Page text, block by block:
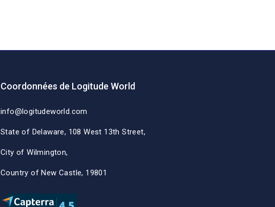
Coordonnées de Logitude World
info@logitudeworld.com
State of Delaware, 108 West 13th Street,
City of Wilmington,
Country of New Castle, 19801